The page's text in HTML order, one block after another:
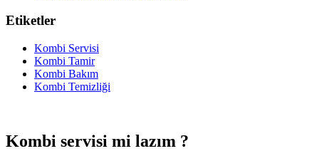
Etiketler
Kombi Servisi
Kombi Tamir
Kombi Bakım
Kombi Temizliği
Kombi servisi mi lazım ?